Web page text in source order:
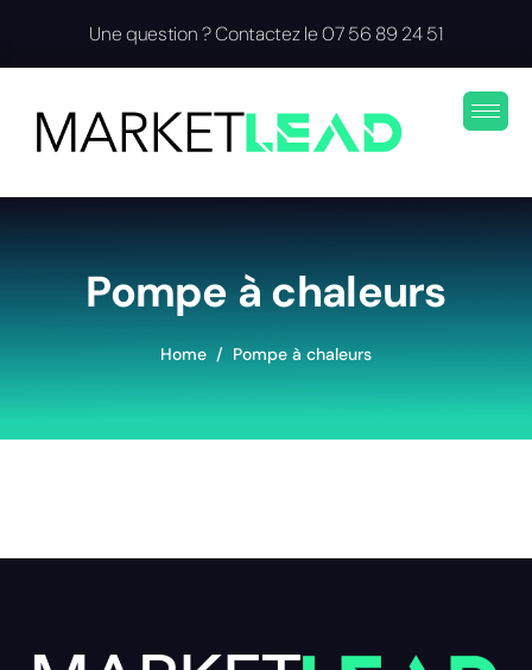
Une question ? Contactez le 07 56 89 24 51
Pompe à chaleurs
Home Pompe à chaleurs